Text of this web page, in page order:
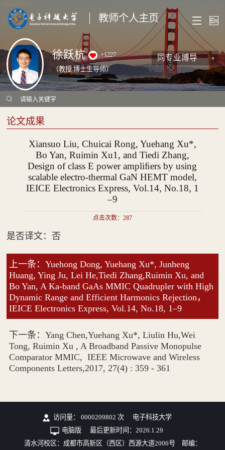
教师个人主页
徐跃杭 +1227
（教授 博士生导师）
同专业博导
论文成果
Xiansuo Liu, Chuicai Rong, Yuehang Xu*,
Bo Yan, Ruimin Xu1, and Tiedi Zhang,
Design of class E power ampliﬁers by using
scalable electro-thermal GaN HEMT model,
IEICE Electronics Express, Vol.14, No.18, 1
–9
点击次数： 287
是否译文：否
上一条：Yuehong Dong, Yuehang Xu*, Junheng
Huang, Ying Ju, Lei He,Tiedi Zhang,Ruimin Xu, and
Bo Yan, A Ka-band GaAs MMIC Quadrupler with High
Dynamic Range and Efficient Harmonics Rejection，
IEICE Electronics Express, Vol.14, No.18, 1–9
下一条：Yang Chen,Yuehang Xu*, Liulin Hu,Wei
Tong, Ruimin Xu , A Broadband Passive Monopulse
Comparator MMIC, IEEE Microwave and Wireless
Components Letters,2017, 27(4) : 359 - 361
访问量：0000209802 次
电子科技大学
电脑版
最后更新时间： 2026 1 29
清水河校区：成都市高新区（西区）西源大道2006号 邮编：